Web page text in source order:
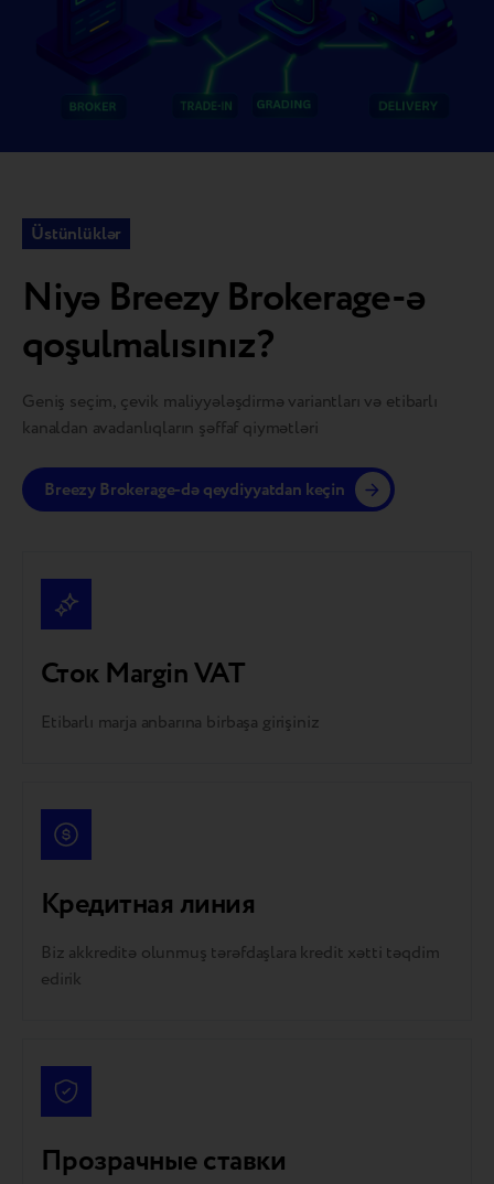
Üstünlüklər
Niyə Breezy Brokerage-ə
qoşulmalısınız?
Geniş seçim, çevik maliyyələşdirmə variantları və etibarlı
kanaldan avadanlıqların şəffaf qiymətləri
Breezy Brokerage-də qeydiyyatdan keçin
Сток Margin VAT
Etibarlı marja anbarına birbaşa girişiniz
Кредитная линия
Biz akkreditə olunmuş tərəfdaşlara kredit xətti təqdim
edirik
Прозрачные ставки